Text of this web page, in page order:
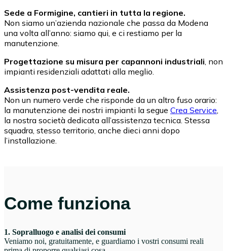
Sede a Formigine, cantieri in tutta la regione.
Non siamo un’azienda nazionale che passa da Modena
una volta all’anno: siamo qui, e ci restiamo per la
manutenzione.
Progettazione su misura per capannoni industriali , non
impianti residenziali adattati alla meglio.
Assistenza post-vendita reale.
Non un numero verde che risponde da un altro fuso orario:
la manutenzione dei nostri impianti la segue Crea Service
la nostra società dedicata all’assistenza tecnica. Stessa
squadra, stesso territorio, anche dieci anni dopo
l’installazione.
Come funziona
1. Sopralluogo e analisi dei consumi
Veniamo noi, gratuitamente, e guardiamo i vostri consumi reali